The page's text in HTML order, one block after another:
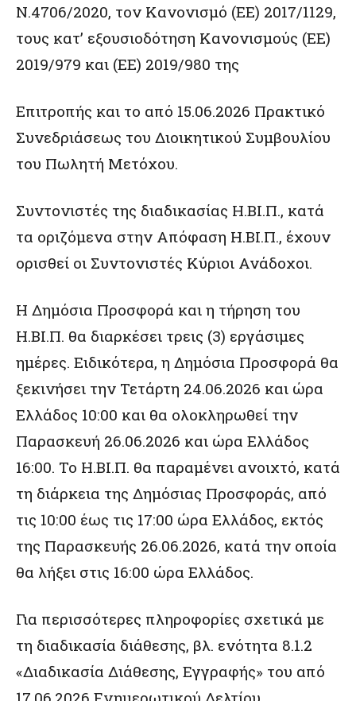
Ν.4706/2020, τον Κανονισμό (ΕΕ) 2017/1129,
τους κατ’ εξουσιοδότηση Κανονισμούς (ΕΕ)
2019/979 και (ΕΕ) 2019/980 της
Επιτροπής και το από 15.06.2026 Πρακτικό
Συνεδριάσεως του Διοικητικού Συμβουλίου
του Πωλητή Μετόχου.
Συντονιστές της διαδικασίας Η.ΒΙ.Π., κατά
τα οριζόμενα στην Απόφαση Η.ΒΙ.Π., έχουν
ορισθεί οι Συντονιστές Κύριοι Ανάδοχοι.
Η Δημόσια Προσφορά και η τήρηση του
Η.ΒΙ.Π. θα διαρκέσει τρεις (3) εργάσιμες
ημέρες. Ειδικότερα, η Δημόσια Προσφορά θα
ξεκινήσει την Τετάρτη 24.06.2026 και ώρα
Ελλάδος 10:00 και θα ολοκληρωθεί την
Παρασκευή 26.06.2026 και ώρα Ελλάδος
16:00. Το Η.ΒΙ.Π. θα παραμένει ανοιχτό, κατά
τη διάρκεια της Δημόσιας Προσφοράς, από
τις 10:00 έως τις 17:00 ώρα Ελλάδος, εκτός
της Παρασκευής 26.06.2026, κατά την οποία
θα λήξει στις 16:00 ώρα Ελλάδος.
Για περισσότερες πληροφορίες σχετικά με
τη διαδικασία διάθεσης, βλ. ενότητα 8.1.2
«Διαδικασία Διάθεσης, Εγγραφής» του από